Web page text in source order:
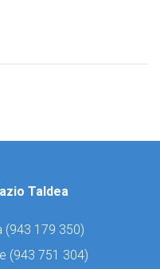
Taldea
(943 179 350)
(943 751 304)